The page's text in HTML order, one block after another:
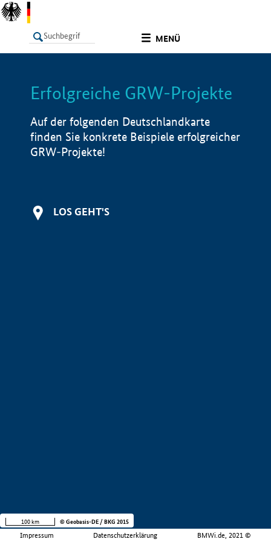
MENÜ
LISTE Info
Erfolgreiche GRW-Projekte
Auf der folgenden Deutschlandkarte
finden Sie konkrete Beispiele erfolgreicher
GRW-Projekte!
LOS GEHT'S
Impressum Datenschutzerklärung BMWi.de, 2021 ©
100 km © Geobasis-DE / BKG 2015